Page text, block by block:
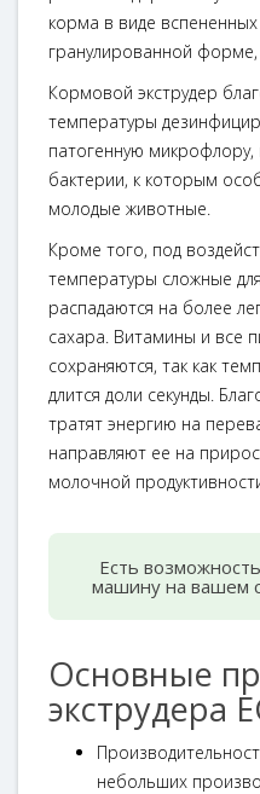
корма в виде
гранулированной форме,
Кормовой экструдер
температуры
патогенную
бактерии, к которым
молодые животные.
Кроме того, под
температуры сложные
распадаются на более
сахара. Витамины и все
сохраняются, так как
длится доли секунды.
тратят энергию на
направляют ее на
молочной
Есть
машину на вашем
Основные
экструдера
небольших